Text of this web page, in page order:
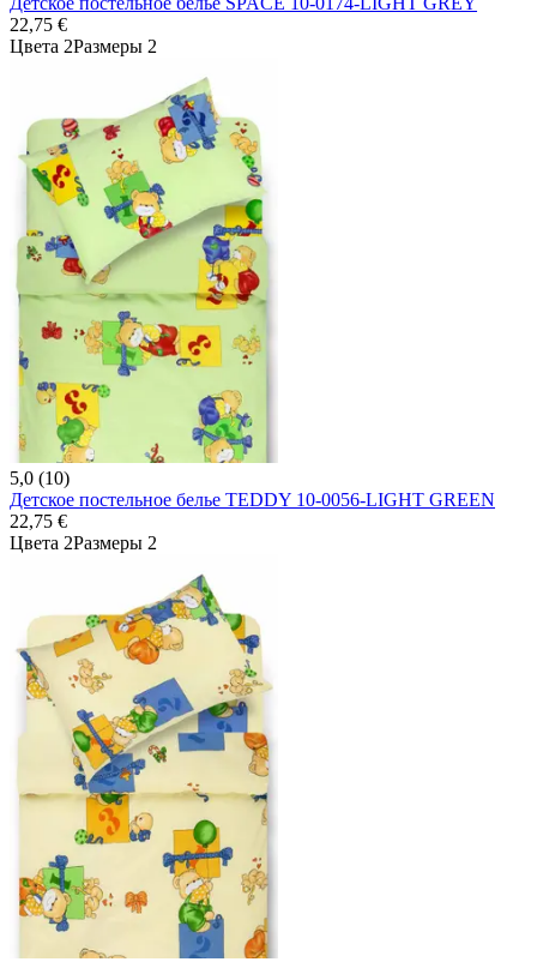
22,75 €
Цвета 2Размеры 2
5,0 (10)
Детское постельное белье TEDDY 10-0056-LIGHT GREEN
22,75 €
Цвета 2Размеры 2